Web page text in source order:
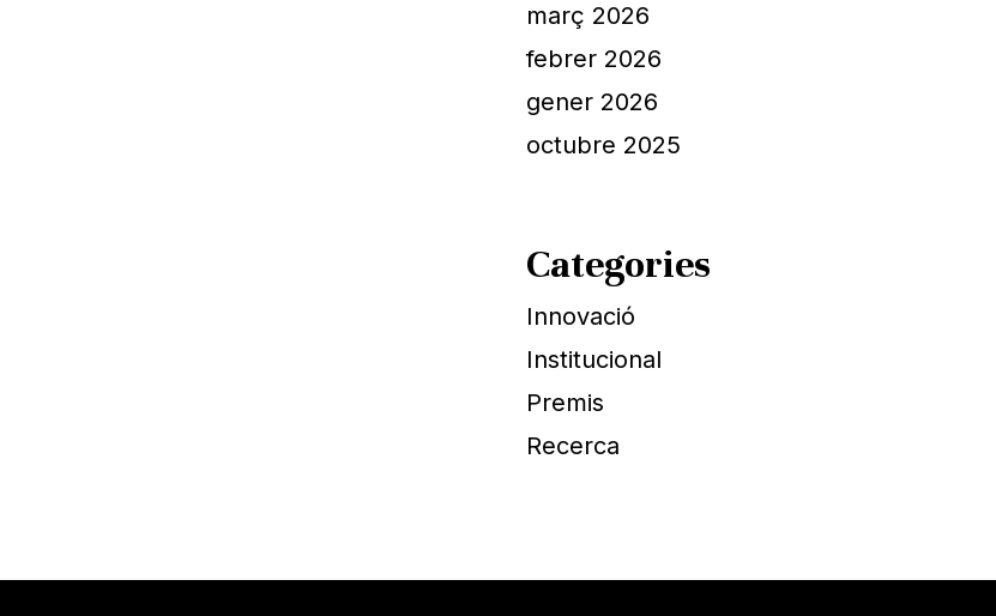
març 2026
febrer 2026
gener 2026
octubre 2025
Categories
Innovació
Institucional
Premis
Recerca